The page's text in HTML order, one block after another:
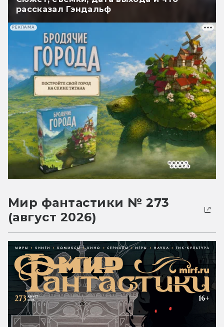
рассказал Гэндальф
РЕКЛАМА
Мир фантастики № 273
(август 2026)